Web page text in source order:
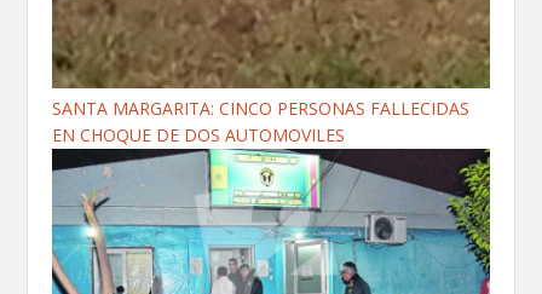
SANTA MARGARITA: CINCO PERSONAS FALLECIDAS
EN CHOQUE DE DOS AUTOMOVILES